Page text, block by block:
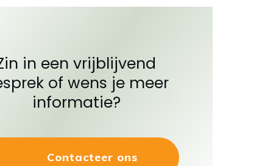
in een vrijblijvend
of wens je meer
informatie?
Contacteer ons